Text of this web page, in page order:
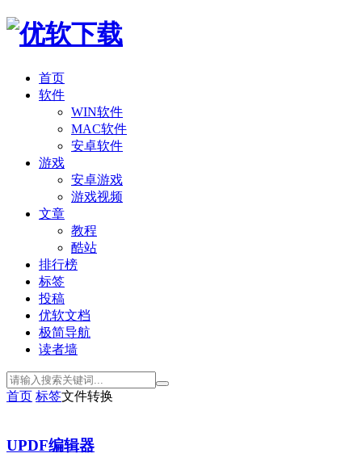
首页
软件
WIN软件
MAC软件
安卓软件
游戏
安卓游戏
游戏视频
文章
教程
酷站
排行榜
标签
投稿
优软文档
极简导航
读者墙
首页 标签文件转换
UPDF编辑器